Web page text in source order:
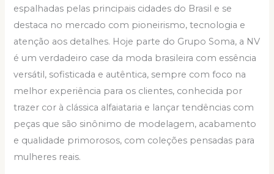
espalhadas pelas principais cidades do Brasil e se
destaca no mercado com pioneirismo, tecnologia e
atenção aos detalhes. Hoje parte do Grupo Soma, a NV
é um verdadeiro case da moda brasileira com essência
versátil, sofisticada e autêntica, sempre com foco na
melhor experiência para os clientes, conhecida por
trazer cor à clássica alfaiataria e lançar tendências com
peças que são sinônimo de modelagem, acabamento
e qualidade primorosos, com coleções pensadas para
mulheres reais.